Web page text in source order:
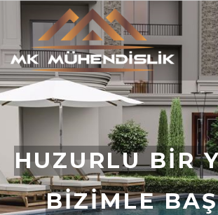
BİZİMLE
HUZURLU BİR